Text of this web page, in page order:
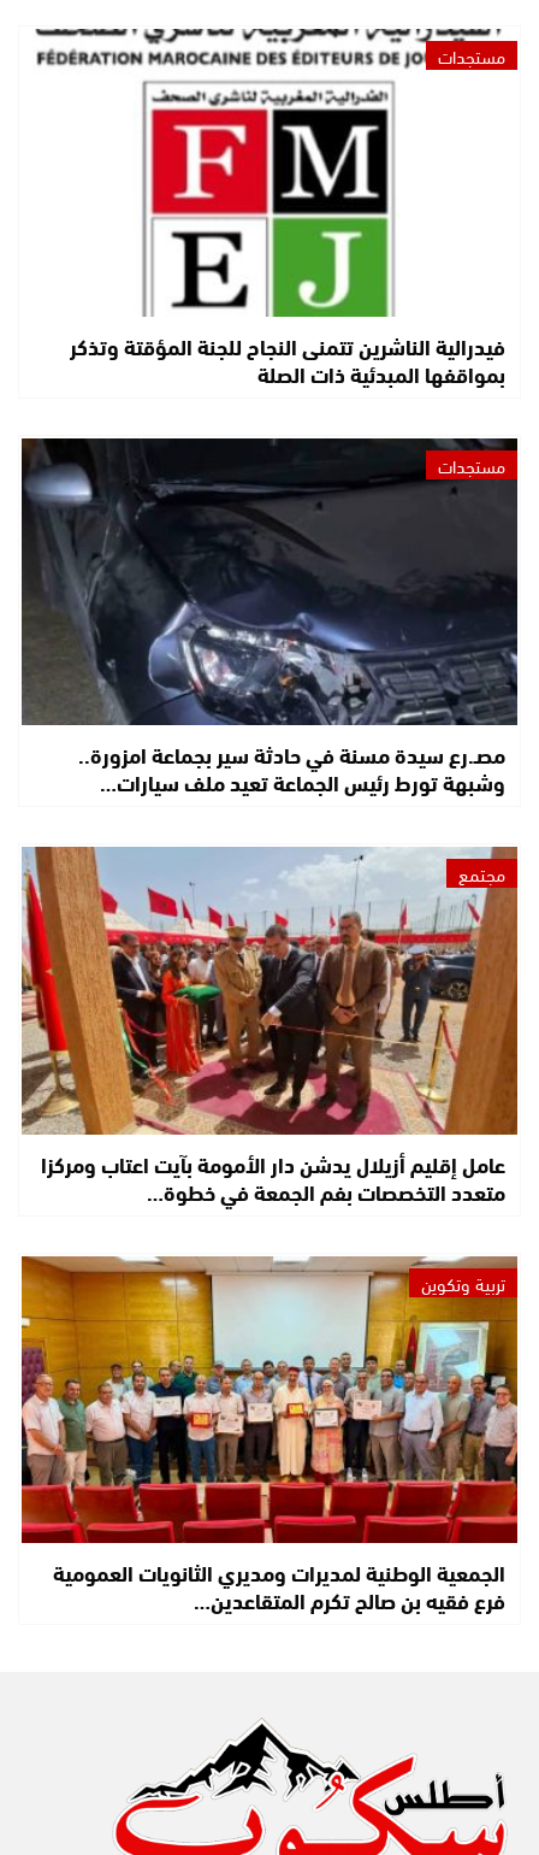
مستجدات
فيدرالية الناشرين تتمنى النجاح للجنة المؤقتة وتذكر
بمواقفها المبدئية ذات الصلة
مستجدات
مصـ.رع سيدة مسنة في حادثة سير بجماعة امزورة..
وشبهة تورط رئيس الجماعة تعيد ملف سيارات…
مجتمع
عامل إقليم أزيلال يدشن دار الأمومة بآيت اعتاب ومركزا
متعدد التخصصات بفم الجمعة في خطوة…
تربية وتكوين
الجمعية الوطنية لمديرات ومديري الثانويات العمومية
فرع فقيه بن صالح تكرم المتقاعدين…